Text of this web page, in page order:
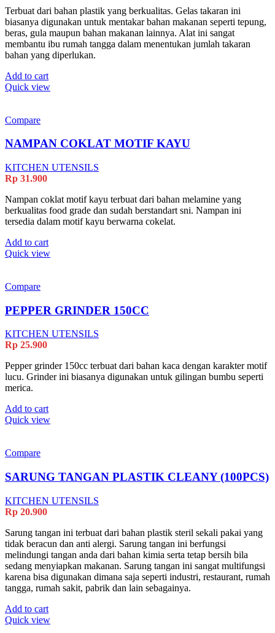
Terbuat dari bahan plastik yang berkualitas. Gelas takaran ini
biasanya digunakan untuk mentakar bahan makanan seperti tepung,
beras, gula maupun bahan makanan lainnya. Alat ini sangat
membantu ibu rumah tangga dalam menentukan jumlah takaran
bahan yang diperlukan.
Add to cart
Quick view
Compare
NAMPAN COKLAT MOTIF KAYU
KITCHEN UTENSILS
Rp 31.900
Nampan coklat motif kayu terbuat dari bahan melamine yang
berkualitas food grade dan sudah berstandart sni. Nampan ini
tersedia dalam motif kayu berwarna cokelat.
Add to cart
Quick view
Compare
PEPPER GRINDER 150CC
KITCHEN UTENSILS
Rp 25.900
Pepper grinder 150cc terbuat dari bahan kaca dengan karakter motif
lucu. Grinder ini biasanya digunakan untuk gilingan bumbu seperti
merica.
Add to cart
Quick view
Compare
SARUNG TANGAN PLASTIK CLEANY (100PCS)
KITCHEN UTENSILS
Rp 20.900
Sarung tangan ini terbuat dari bahan plastik steril sekali pakai yang
tidak beracun dan anti alergi. Sarung tangan ini berfungsi
melindungi tangan anda dari bahan kimia serta tetap bersih bila
sedang menyiapkan makanan. Sarung tangan ini sangat multifungsi
karena bisa digunakan dimana saja seperti industri, restaurant, rumah
tangga, rumah sakit, pabrik dan lain sebagainya.
Add to cart
Quick view